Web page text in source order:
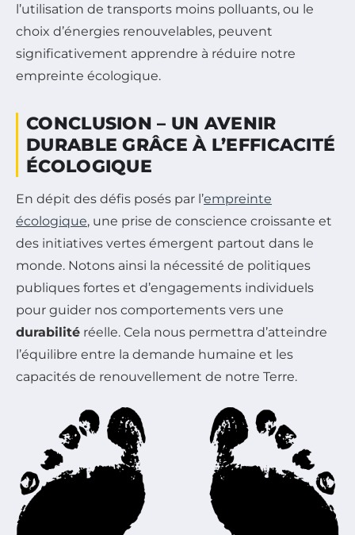
l’utilisation de transports moins polluants, ou le
choix d’énergies renouvelables, peuvent
significativement apprendre à réduire notre
empreinte écologique.
CONCLUSION – UN AVENIR
DURABLE GRÂCE À L’EFFICACITÉ
ÉCOLOGIQUE
En dépit des défis posés par l’empreinte
écologique, une prise de conscience croissante et
des initiatives vertes émergent partout dans le
monde. Notons ainsi la nécessité de politiques
publiques fortes et d’engagements individuels
pour guider nos comportements vers une
durabilité réelle. Cela nous permettra d’atteindre
l’équilibre entre la demande humaine et les
capacités de renouvellement de notre Terre.